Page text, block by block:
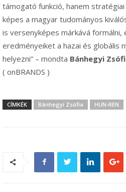
támogató funkció, hanem
képes a magyar tudományos
is versenyképes márkává formálni,
eredményeiket a hazai és globális
helyezni” – mondta Bánhegyi
( onBRANDS )
CÍMKÉK Bánhegyi Zsófia HUN-REN